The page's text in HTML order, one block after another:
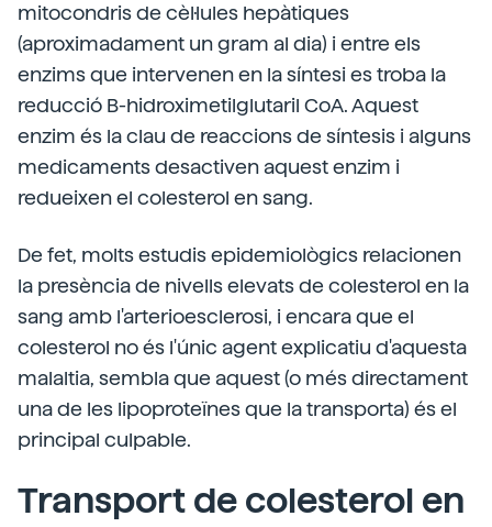
mitocondris de cèl·lules hepàtiques
(aproximadament un gram al dia) i entre els
enzims que intervenen en la síntesi es troba la
reducció B-hidroximetilglutaril CoA. Aquest
enzim és la clau de reaccions de síntesis i alguns
medicaments desactiven aquest enzim i
redueixen el colesterol en sang.
De fet, molts estudis epidemiològics relacionen
la presència de nivells elevats de colesterol en la
sang amb l'arterioesclerosi, i encara que el
colesterol no és l'únic agent explicatiu d'aquesta
malaltia, sembla que aquest (o més directament
una de les lipoproteïnes que la transporta) és el
principal culpable.
Transport de colesterol en